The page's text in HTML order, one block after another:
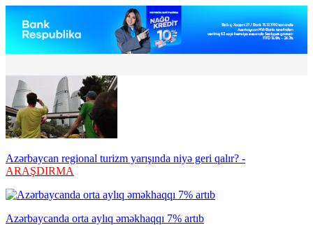
Azərbaycan regional turizm yarışında niyə geri qalır? -
ARAŞDIRMA
Azərbaycanda orta aylıq əməkhaqqı 7% artıb